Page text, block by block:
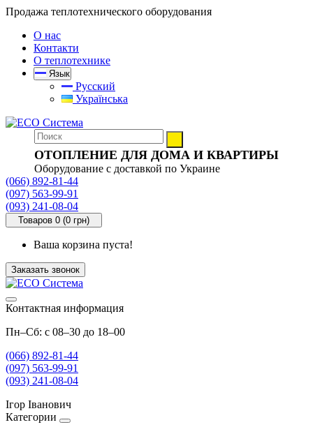
Продажа теплотехнического оборудования
О нас
Контакти
О теплотехнике
Язык
Русский
Українська
ОТОПЛЕНИЕ ДЛЯ ДОМА И КВАРТИРЫ
Оборудование с доставкой по Украине
(066) 892-81-44
(097) 563-99-91
(093) 241-08-04
Товаров 0 (0 грн)
Ваша корзина пуста!
Заказать звонок
Контактная информация
Пн–Сб: с 08–30 до 18–00
(066) 892-81-44
(097) 563-99-91
(093) 241-08-04
Ігор Іванович
Категории